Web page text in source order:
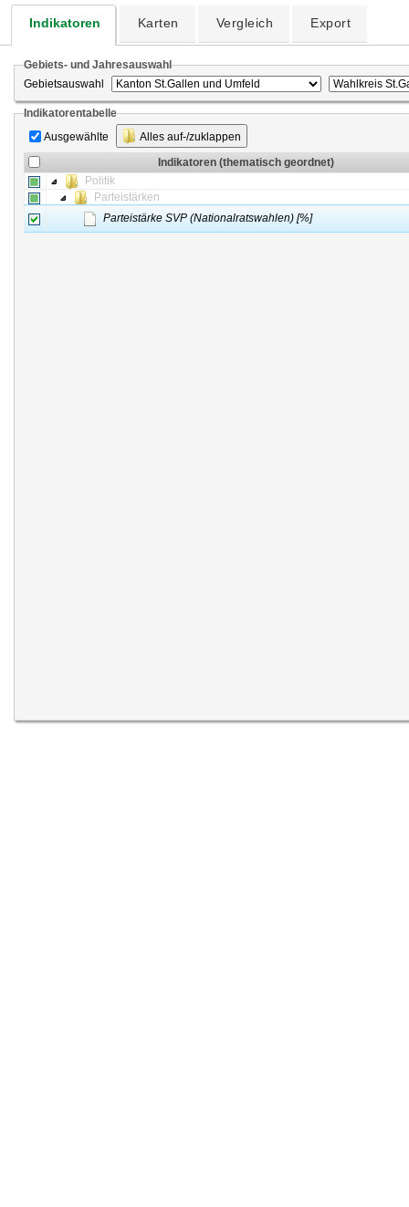
Indikatoren Karten Vergleich Export
Gebiets- und Jahresauswahl
Gebietsauswahl
Indikatorentabelle
Ausgewählte
Alles auf-/zuklappen
Indikatoren (thematisch geordnet)
Politik
Parteistärken
Parteistärke SVP (Nationalratswahlen) [%]